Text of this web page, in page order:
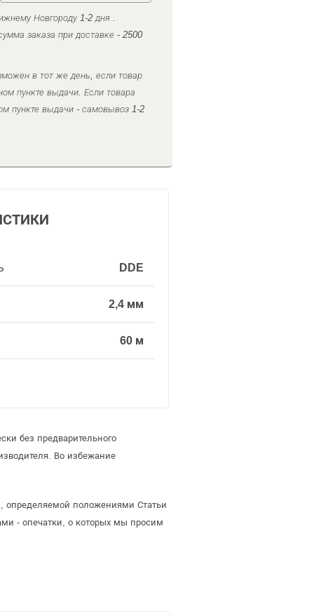
Новгороду 1-2 дня .
заказа при доставке - 2500
в тот же день, если товар
пункте выдачи. Если товара
пункте выдачи - самовывоз 1-2
DDE
2,4 мм
60 м
без предварительного
Во избежание
определяемой положениями Статьи
- опечатки, о которых мы просим